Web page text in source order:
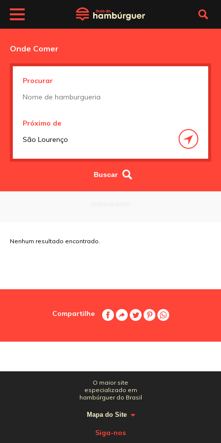
Onde Comer
Procurar
Próximo de
Nenhum resultado encontrado.
Compartilhe
O maior site
especializado em
hambúrguer do Brasil
Mapa do Site
Siga-nos